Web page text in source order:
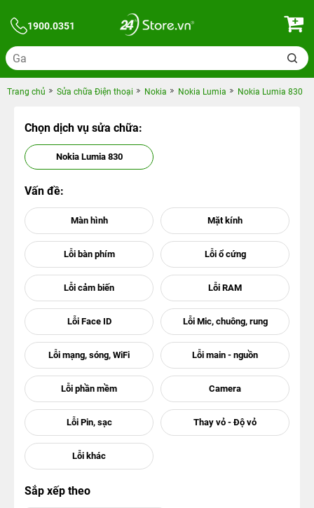
1900.0351
Trang chủ Sửa chữa Điện thoại Nokia Nokia Lumia Nokia Lumia 830
Chọn dịch vụ sửa chữa:
Nokia Lumia 830
Vấn đề:
Sắp xếp theo